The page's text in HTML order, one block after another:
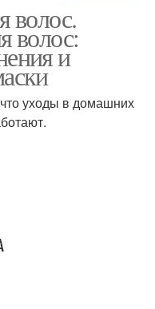
маслом
Масло для кончиков
волос.
волос:
и
уходы в домашних